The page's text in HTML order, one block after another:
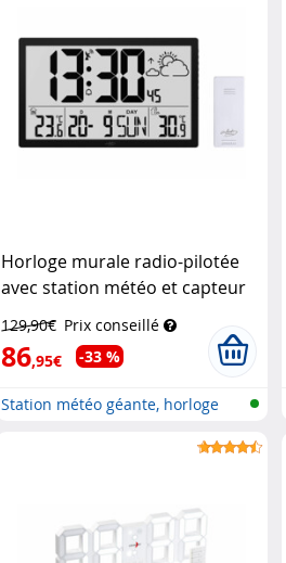
Horloge murale radio-pilotée
avec station météo et capteur
Infactory
129,90€ Prix conseillé
86,95€ -33 %
Station météo géante, horloge